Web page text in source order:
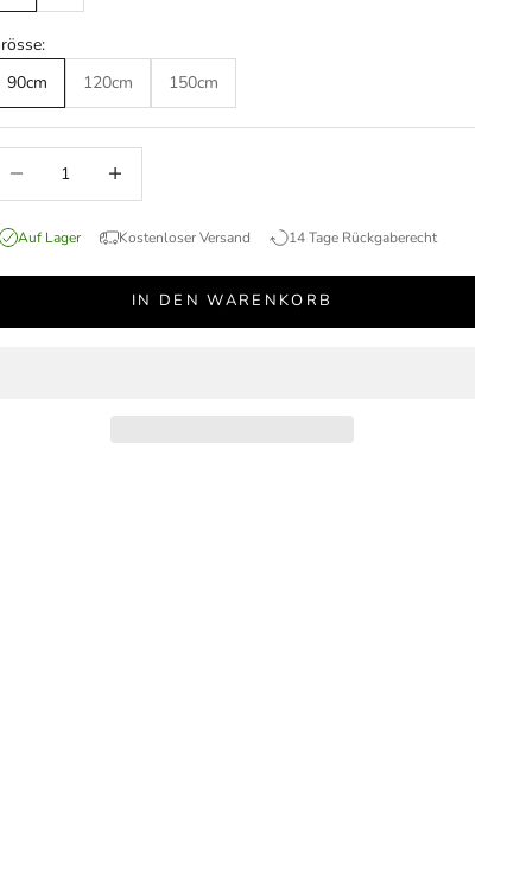
90cm
120cm 150cm
Auf Lager Kostenloser Versand 14 Tage Rückgaberecht
IN DEN WARENKORB